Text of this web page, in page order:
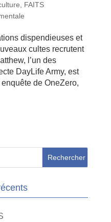
, FAITS
dispendieuses et
cultes recrutent
l’un des
DayLife Army, est
de OneZero,